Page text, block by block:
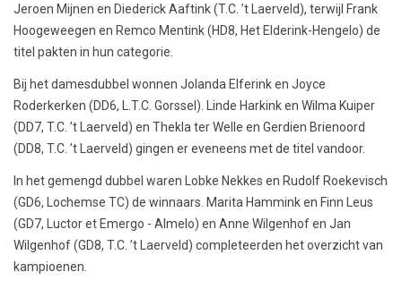
Jeroen Mijnen en Diederick Aaftink (T.C. ’t Laerveld), terwijl Frank
Hoogeweegen en Remco Mentink (HD8, Het Elderink-Hengelo) de
titel pakten in hun categorie.
Bij het damesdubbel wonnen Jolanda Elferink en Joyce
Roderkerken (DD6, L.T.C. Gorssel). Linde Harkink en Wilma Kuiper
(DD7, T.C. ’t Laerveld) en Thekla ter Welle en Gerdien Brienoord
(DD8, T.C. ’t Laerveld) gingen er eveneens met de titel vandoor.
In het gemengd dubbel waren Lobke Nekkes en Rudolf Roekevisch
(GD6, Lochemse TC) de winnaars. Marita Hammink en Finn Leus
(GD7, Luctor et Emergo - Almelo) en Anne Wilgenhof en Jan
Wilgenhof (GD8, T.C. ’t Laerveld) completeerden het overzicht van
kampioenen.